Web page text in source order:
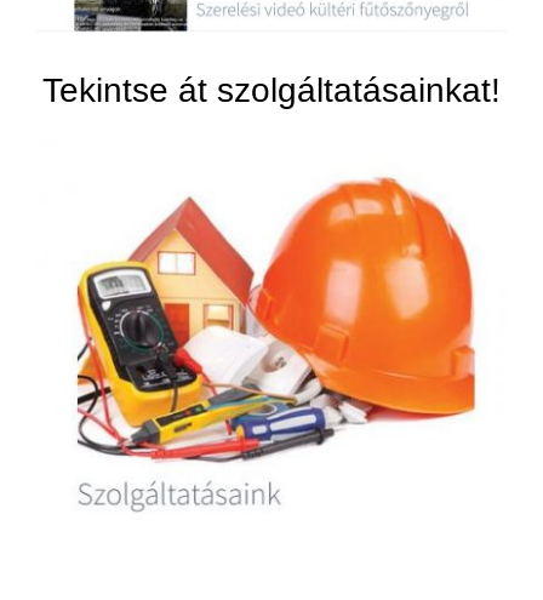
Tekintse át szolgáltatásainkat!